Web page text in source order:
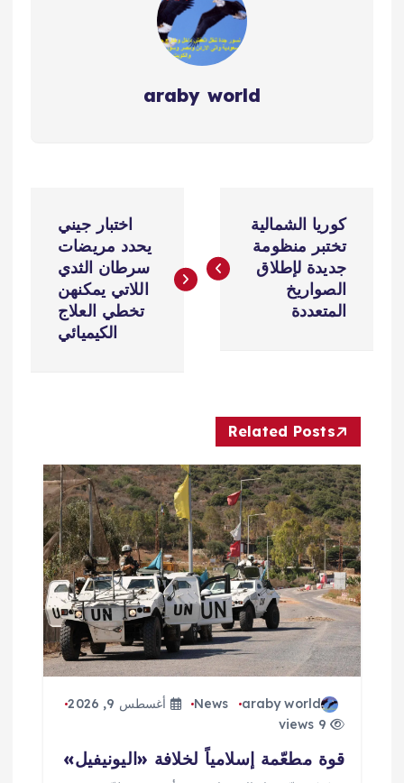
araby world
ص
م
ق
كوريا الشمالية
تختبر منظومة
جديدة لإطلاق
الصواريخ
المتعددة
اختبار جيني
يحدد مريضات
سرطان الثدي
اللاتي يمكنهن
تخطي العلاج
الكيميائي
Related Posts
araby world
News
أغسطس 9, 2026
9 views
قوة مطعّمة إسلامياً لخلافة «اليونيفيل»